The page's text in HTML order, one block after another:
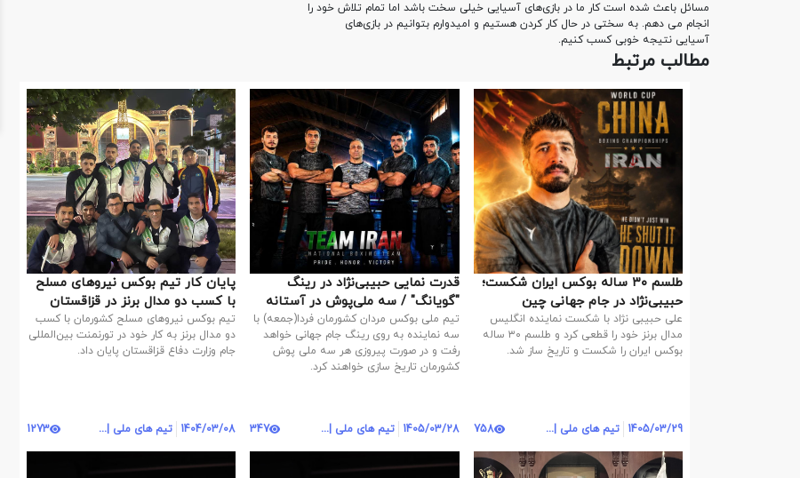
مسائل باعث شده است کار ما در بازی‌های آسیایی خیلی سخت باشد اما تمام تلاش خود را
انجام می دهم. به سختی در حال کار کردن هستیم و امیدوارم بتوانیم در بازی‌های
آسیایی نتیجه خوبی کسب کنیم.
مطالب مرتبط
طلسم ۳۰ ساله بوکس ایران شکست؛
حبیبی‌نژاد در جام جهانی چین
تاریخ‌ساز شد
علی حبیبی نژاد با شکست نماینده انگلیس
مدال برنز خود را قطعی کرد و طلسم ۳۰ ساله
بوکس ایران را شکست و تاریخ ساز شد.
1405/03/29 تیم های ملی | روابط عمومی 758
قدرت نمایی حبیبی‌نژاد در رینگ
"گویانگ" / سه ملی‌پوش در آستانه
تاریخ‌سازی
تیم ملی بوکس مردان کشورمان فردا(جمعه) با
سه نماینده به روی رینگ جام جهانی خواهد
رفت و در صورت پیروزی هر سه ملی پوش
کشورمان تاریخ سازی خواهند کرد.
1405/03/28 تیم های ملی | روابط عمومی 347
پایان کار تیم بوکس نیروهای مسلح
با کسب دو مدال برنز در قزاقستان
تیم بوکس نیروهای مسلح کشورمان با کسب
دو مدال برنز به کار خود در تورنمنت بین‌المللی
جام وزارت دفاع قزاقستان پایان داد.
1404/03/08 تیم های ملی | روابط عمومی 1273